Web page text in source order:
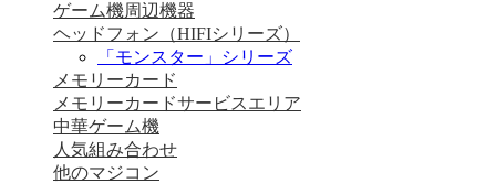
ゲーム機周辺機器
ヘッドフォン（HIFIシリーズ）
「モンスター」シリーズ
メモリーカード
メモリーカードサービスエリア
中華ゲーム機
人気組み合わせ
他のマジコン